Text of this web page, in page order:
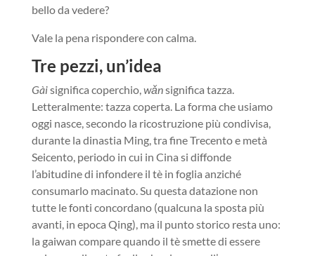
bello da vedere?
Vale la pena rispondere con calma.
Tre pezzi, un’idea
Gàisignifica coperchio,wǎnsignifica tazza.
Letteralmente: tazza coperta. La forma che usiamo
oggi nasce, secondo la ricostruzione più condivisa,
durante la dinastia Ming, tra fine Trecento e metà
Seicento, periodo in cui in Cina si diffonde
l’abitudine di infondere il tè in foglia anziché
consumarlo macinato. Su questa datazione non
tutte le fonti concordano (qualcuna la sposta più
avanti, in epoca Qing), ma il punto storico resta uno:
la gaiwan compare quando il tè smette di essere